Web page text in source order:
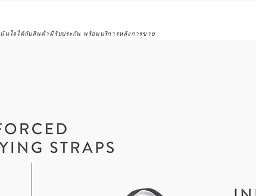
มั่นใจได้กับสินค้ามีรับประกัน พร้อมบริการหลังการขาย